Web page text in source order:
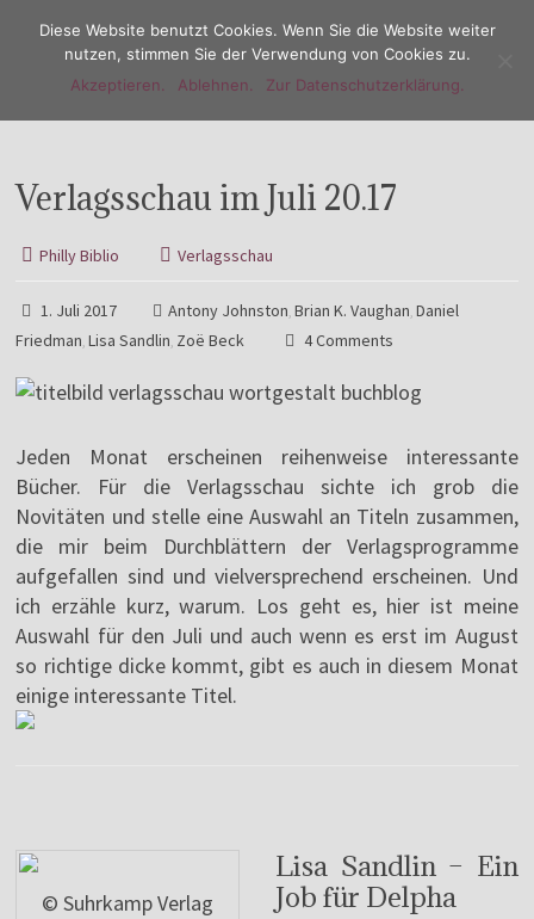
Menu
Verlagsschau im Juli 20.17
Philly Biblio Verlagsschau
1. Juli 2017 Antony Johnston,Brian K. Vaughan,Daniel
Friedman,Lisa Sandlin, Zoë Beck 4 Comments
Jeden Monat erscheinen reihenweise interessante
Bücher. Für die Verlagsschau sichte ich grob die
Novitäten und stelle eine Auswahl an Titeln zusammen,
die mir beim Durchblättern der Verlagsprogramme
aufgefallen sind und vielversprechend erscheinen. Und
ich erzähle kurz, warum. Los geht es, hier ist meine
Auswahl für den Juli und auch wenn es erst im August
so richtige dicke kommt, gibt es auch in diesem Monat
einige interessante Titel.
© Suhrkamp Verlag
Lisa Sandlin – Ein
Job für Delpha
Diese Website benutzt Cookies. Wenn Sie die Website weiter
nutzen, stimmen Sie der Verwendung von Cookies zu.
Akzeptieren.
Ablehnen. Zur Datenschutzerklärung.